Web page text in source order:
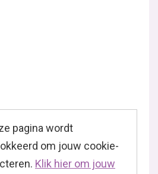
pagina wordt
om jouw cookie-
Klik hier om jouw